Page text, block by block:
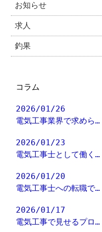
お知らせ
求人
釣果
コラム
2026/01/26
電気工事業界で求めら…
2026/01/23
電気工事士として働く…
2026/01/20
電気工事士への転職で…
2026/01/17
電気工事で見せるプロ…